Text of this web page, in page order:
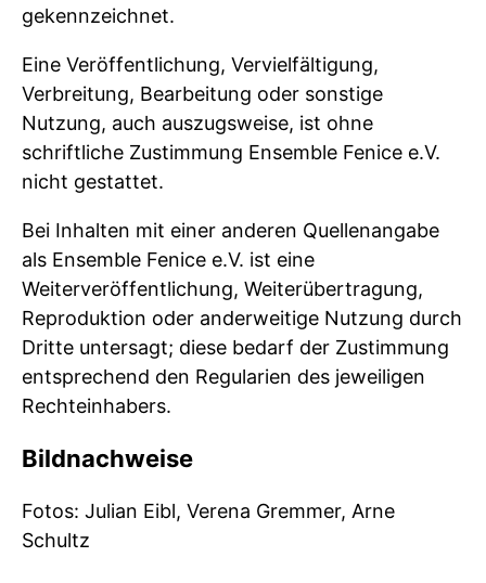
gekennzeichnet.
Eine Veröffentlichung, Vervielfältigung,
Verbreitung, Bearbeitung oder sonstige
Nutzung, auch auszugsweise, ist ohne
schriftliche Zustimmung Ensemble Fenice e.V.
nicht gestattet.
Bei Inhalten mit einer anderen Quellenangabe
als Ensemble Fenice e.V. ist eine
Weiterveröffentlichung, Weiterübertragung,
Reproduktion oder anderweitige Nutzung durch
Dritte untersagt; diese bedarf der Zustimmung
entsprechend den Regularien des jeweiligen
Rechteinhabers.
Bildnachweise
Fotos: Julian Eibl, Verena Gremmer, Arne
Schultz